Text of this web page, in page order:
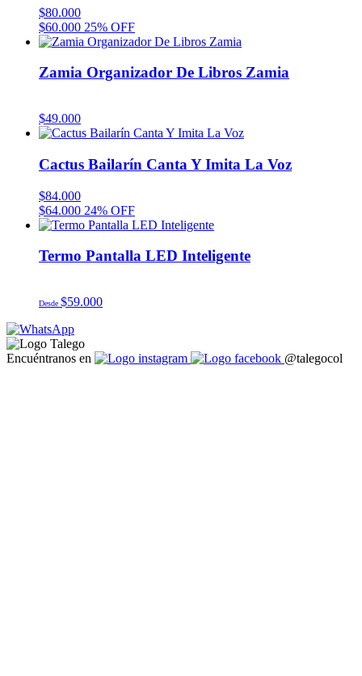
$80.000
$60.000 25% OFF
Zamia Organizador De Libros Zamia
$49.000
Cactus Bailarín Canta Y Imita La Voz
$84.000
$64.000 24% OFF
Termo Pantalla LED Inteligente
Desde $59.000
Encuéntranos en @talegocol